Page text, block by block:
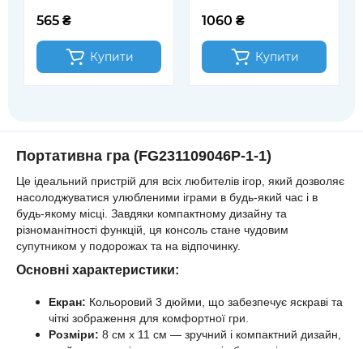
565 ₴
Купити
1060 ₴
Купити
Портативна гра (FG231109046P-1-1)
Це ідеальний пристрій для всіх любителів ігор, який дозволяє
насолоджуватися улюбленими іграми в будь-який час і в
будь-якому місці. Завдяки компактному дизайну та
різноманітності функцій, ця консоль стане чудовим
супутником у подорожах та на відпочинку.
Основні характеристики:
Екран: Кольоровий 3 дюйми, що забезпечує яскраві та
чіткі зображення для комфортної гри.
Розміри: 8 см х 11 см — зручний і компактний дизайн,